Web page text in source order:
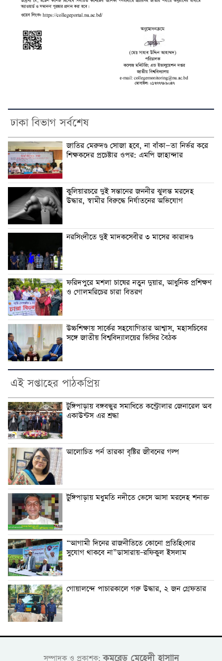
ঢাকা বিভাগ সর্বশেষ
জাতির মেরুদণ্ড সোজা হবে, না বাঁকা—তা নির্ভর করে
শিক্ষকদের প্রচেষ্টার ওপর: এমপি জাহান্দার
কুলিয়ারচরে দুই সন্তানের জননীর ঝুলন্ত মরদেহ
উদ্ধার, স্বামীর বিরুদ্ধে নির্যাতনের অভিযোগ
নরসিংদীতে দুই মাদকসেবীর ৩ মাসের কারাদণ্ড
ফরিদপুরে মশলা চাষের নতুন দুয়ার, আধুনিক প্রশিক্ষণ
ও গোলমরিচের চারা বিতরণ
উচ্চশিক্ষায় সার্কের সহযোগিতার আশ্বাস, মহাসচিবের
সঙ্গে জাতীয় বিশ্ববিদ্যালয়ের ভিসির বৈঠক
এই সপ্তাহের পাঠকপ্রিয়
টুঙ্গিপাড়ায় বঙ্গবন্ধুর সমাধিতে কন্ট্রোলার জেনারেল অব
একাউন্টস এর শ্রদ্ধা
আলোচিত পর্ন তারকা বৃষ্টির জীবনের গল্প
টুঙ্গিপাড়ায় মধুমতি নদীতে ভেসে আসা মরদেহ শনাক্ত
“আগামী দিনের রাজনীতিতে কোনো প্রতিহিংসার
সুযোগ থাকবে না”ডাসারায়–রফিকুল ইসলাম
গোয়ালন্দে পাচারকালে গরু উদ্ধার, ২ জন গ্রেফতার
সম্পাদক ও প্রকাশক:কমরেড মেহেদী হাসাান